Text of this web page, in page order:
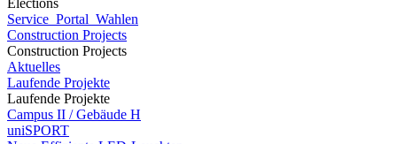
Elections
Service_Portal_Wahlen
Construction Projects
Construction Projects
Aktuelles
Laufende Projekte
Laufende Projekte
Campus II / Gebäude H
uniSPORT